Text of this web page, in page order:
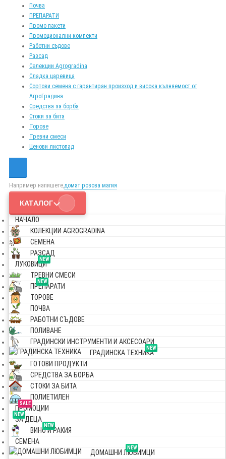
Почва
ПРЕПАРАТИ
Промо пакети
Промоционални компекти
Работни съдове
Разсад
Селекции Agrogradina
Сладка царевица
Сортови семена с гарантиран произход и висока кълняемост от
АгроГрадина
Средства за борба
Стоки за бита
Торове
Тревни смеси
Ценови листопад
Например напишете,домат розова магия
КАТАЛОГ
НАЧАЛО
КОЛЕКЦИИ AGROGRADINA
СЕМЕНА
РАЗСАД
NEW
ЛУКОВИЦИ
ТРЕВНИ СМЕСИ
NEW
ПРЕПАРАТИ
ТОРОВЕ
ПОЧВА
РАБОТНИ СЪДОВЕ
ПОЛИВАНЕ
ГРАДИНСКИ ИНСТРУМЕНТИ И АКСЕСОАРИ
NEW
ГРАДИНСКА ТЕХНИКА
ГОТОВИ ПРОДУКТИ
СРЕДСТВА ЗА БОРБА
СТОКИ ЗА БИТА
ПОЛИЕТИЛЕН
SALE
ПРОМОЦИИ
NEW
ЗА ДЕЦА
NEW
ВИНО И РАКИЯ
СЕМЕНА
NEW
ДОМАШНИ ЛЮБИМЦИ